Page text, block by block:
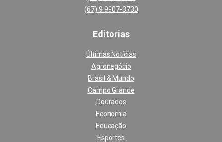
(67) 9 9907-3730
Editorias
Últimas Notícias
Agronegócio
Brasil & Mundo
Campo Grande
Dourados
Economia
Educação
Esportes